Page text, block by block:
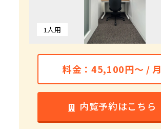
1人用
料金：45,100円～ / 月
内覧予約はこちら
2人用
料金：70,400円～ / 月
内覧予約はこちら
2～3人用
料金：99,000円～ / 月
内覧予約はこちら
3～4人用
料金：108,900円～ / 月
内覧予約はこちら
4～6人用
料金：137,500円～ / 月
内覧予約はこちら
6～8人用
料金：214,500円～ / 月
内覧予約はこちら
6～10人用
料金：242,000円 / 月
内覧予約はこちら
10～14人用
料金：363,000円 / 月
内覧予約はこちら